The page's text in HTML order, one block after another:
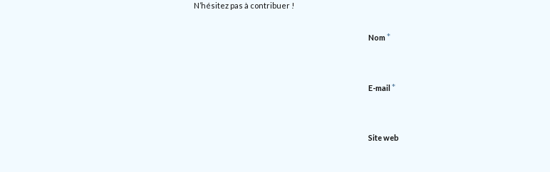
N’hésitez pas à contribuer !
Nom*
E-mail *
Site web